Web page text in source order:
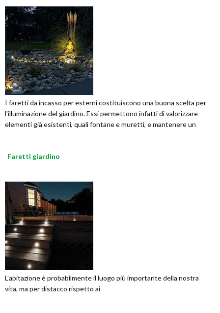
I faretti da incasso per esterni costituiscono una buona scelta per
l'illuminazione del giardino. Essi permettono infatti di valorizzare
elementi già esistenti, quali fontane e muretti, e mantenere un
Faretti giardino
L’abitazione è probabilmente il luogo più importante della nostra
vita, ma per distacco rispetto ai